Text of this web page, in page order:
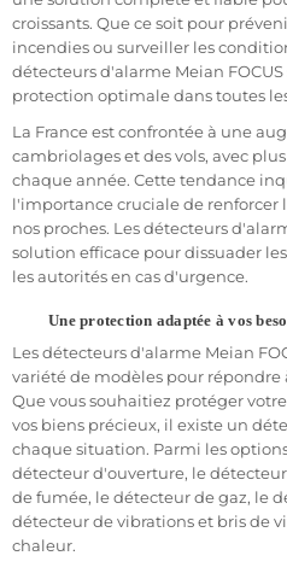
Ne laissez pas votre
sélection de détecteurs
conçus pour offrir une
les intrusions et les
détecteurs de qualité
ou votre entreprise avec
éprouvées et approuvées.
Détecteur d'Ouverture :
d'ouverture ?
Les Capteurs d'ouverture
sécurité de votre
croissants. Que ce soit pour
incendies ou surveiller les
détecteurs d'alarme Meian
protection optimale dans toutes
La France est confrontée à une
cambriolages et des vols, avec
chaque année. Cette tendance
l'importance cruciale de renforcer
nos proches. Les détecteurs
solution efficace pour dissuader
les autorités en cas d'urgence.
Une protection adaptée à vos
Les détecteurs d'alarme Meian
variété de modèles pour répondre
Que vous souhaitiez protéger
vos biens précieux, il existe un
chaque situation. Parmi les
détecteur d'ouverture, le
de fumée, le détecteur de gaz, le
détecteur de vibrations et bris de
chaleur.